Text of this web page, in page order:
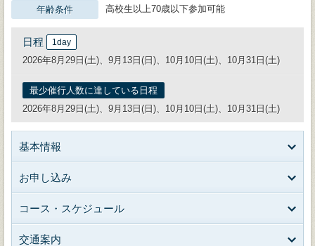
年齢条件 高校生以上70歳以下参加可能
日程 1day
2026年8月29日(土)、9月13日(日)、10月10日(土)、10月31日(土)
最少催行人数に達している日程
2026年8月29日(土)、9月13日(日)、10月10日(土)、10月31日(土)
基本情報
お申し込み
コース・スケジュール
交通案内